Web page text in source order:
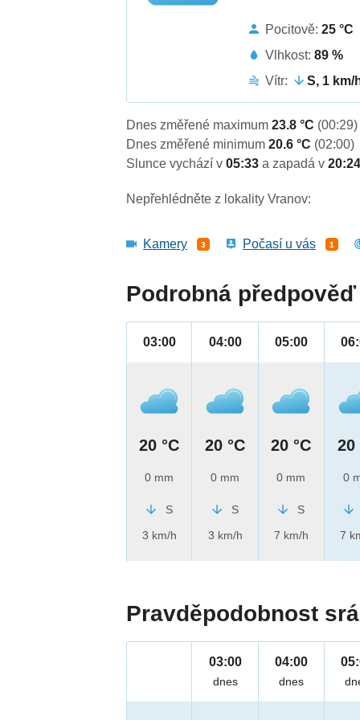
Pocitově:25 °C
Vlhkost:89 %
Vítr:
S, 1 km/
Dnes změřené maximum23.8 °C (00:29)
Dnes změřené minimum20.6 °C (02:00)
Slunce vychází v05:33a zapadá v
Nepřehlédněte z lokality Vranov:
Kamery 3 Počasí u vás 1
Podrobná
03:00
20 °C
0 mm
S
3 km/h
04:00
20 °C
0 mm
S
3 km/h
05:00
20 °C
0 mm
S
7 km/h
20
0
7
Pravděpodobnost
03:00
dnes
04:00
dnes